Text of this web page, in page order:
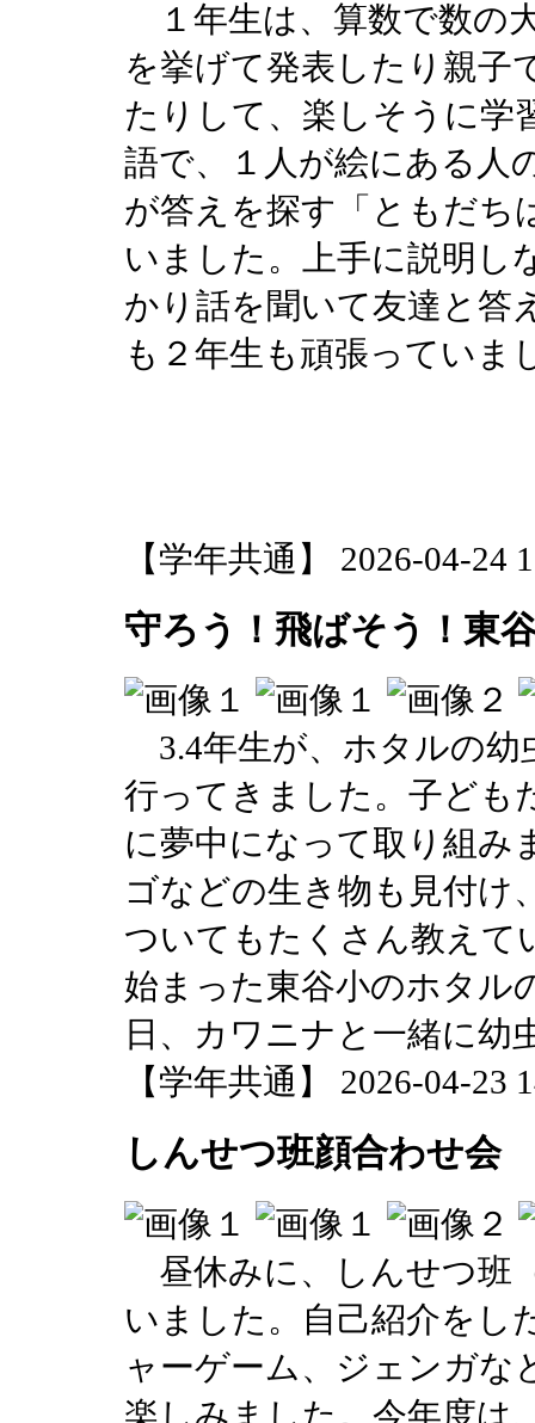
１年生は、算数で数の
を挙げて発表したり親子
たりして、楽しそうに学
語で、１人が絵にある人
が答えを探す「ともだち
いました。上手に説明し
かり話を聞いて友達と答
も２年生も頑張っていま
【学年共通】 2026-04-24
守ろう！飛ばそう！東
3.4年生が、ホタルの幼
行ってきました。子ども
に夢中になって取り組み
ゴなどの生き物も見付け
ついてもたくさん教えて
始まった東谷小のホタル
日、カワニナと一緒に幼
【学年共通】 2026-04-23
しんせつ班顔合わせ会
昼休みに、しんせつ班
いました。自己紹介をし
ャーゲーム、ジェンガな
楽しみました。今年度は